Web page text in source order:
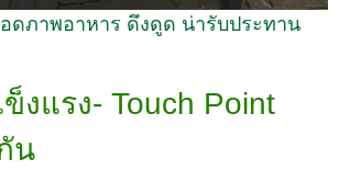
ดภาพอาหาร ดึงดูด น่ารับประทาน
งแรง- Touch Point
น